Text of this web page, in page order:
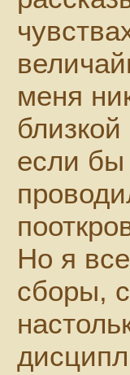
меня
если
Но я
сборы,